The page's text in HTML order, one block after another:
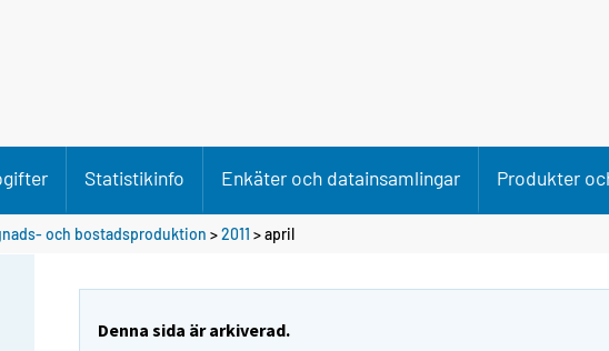
Statistikinfo Enkäter och datainsamlingar Produkter
och bostadsproduktion >2011 >april
Denna sida är arkiverad.